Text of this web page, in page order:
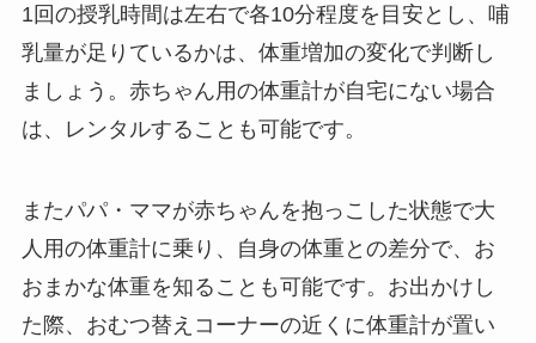
1回の授乳時間は左右で各10分程度を目安とし、哺
乳量が足りているかは、体重増加の変化で判断し
ましょう。赤ちゃん用の体重計が自宅にない場合
は、レンタルすることも可能です。
またパパ・ママが赤ちゃんを抱っこした状態で大
人用の体重計に乗り、自身の体重との差分で、お
おまかな体重を知ることも可能です。お出かけし
た際、おむつ替えコーナーの近くに体重計が置い